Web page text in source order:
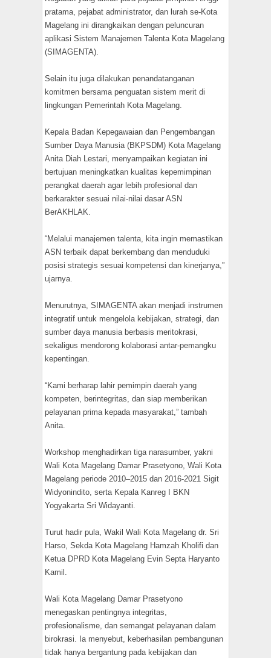
pratama, pejabat administrator, dan lurah se-Kota
Magelang ini dirangkaikan dengan peluncuran
aplikasi Sistem Manajemen Talenta Kota Magelang
(SIMAGENTA).
Selain itu juga dilakukan penandatanganan
komitmen bersama penguatan sistem merit di
lingkungan Pemerintah Kota Magelang.
Kepala Badan Kepegawaian dan Pengembangan
Sumber Daya Manusia (BKPSDM) Kota Magelang
Anita Diah Lestari, menyampaikan kegiatan ini
bertujuan meningkatkan kualitas kepemimpinan
perangkat daerah agar lebih profesional dan
berkarakter sesuai nilai-nilai dasar ASN
BerAKHLAK.
“Melalui manajemen talenta, kita ingin memastikan
ASN terbaik dapat berkembang dan menduduki
posisi strategis sesuai kompetensi dan kinerjanya,”
ujarnya.
Menurutnya, SIMAGENTA akan menjadi instrumen
integratif untuk mengelola kebijakan, strategi, dan
sumber daya manusia berbasis meritokrasi,
sekaligus mendorong kolaborasi antar-pemangku
kepentingan.
“Kami berharap lahir pemimpin daerah yang
kompeten, berintegritas, dan siap memberikan
pelayanan prima kepada masyarakat,” tambah
Anita.
Workshop menghadirkan tiga narasumber, yakni
Wali Kota Magelang Damar Prasetyono, Wali Kota
Magelang periode 2010–2015 dan 2016-2021 Sigit
Widyonindito, serta Kepala Kanreg I BKN
Yogyakarta Sri Widayanti.
Turut hadir pula, Wakil Wali Kota Magelang dr. Sri
Harso, Sekda Kota Magelang Hamzah Kholifi dan
Ketua DPRD Kota Magelang Evin Septa Haryanto
Kamil.
Wali Kota Magelang Damar Prasetyono
menegaskan pentingnya integritas,
profesionalisme, dan semangat pelayanan dalam
birokrasi. Ia menyebut, keberhasilan pembangunan
tidak hanya bergantung pada kebijakan dan